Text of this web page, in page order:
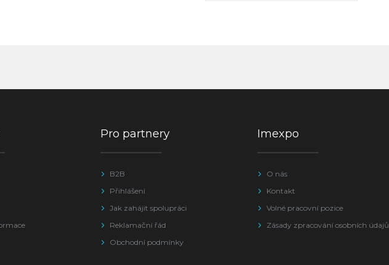
Pro partnery
B2B
Přihlášení
Jak zahájit spolupráci
Reklamační řád
Obchodní podmínky
Imexpo
O nás
Kontakt
Volné pracovní pozice
Zásady zpracování osobních údajů